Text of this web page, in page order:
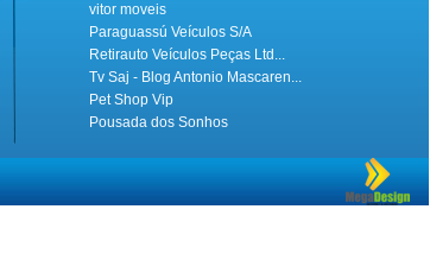
vitor moveis
Paraguassú Veículos S/A
Retirauto Veículos Peças Ltd...
Tv Saj - Blog Antonio Mascaren...
Pet Shop Vip
Pousada dos Sonhos